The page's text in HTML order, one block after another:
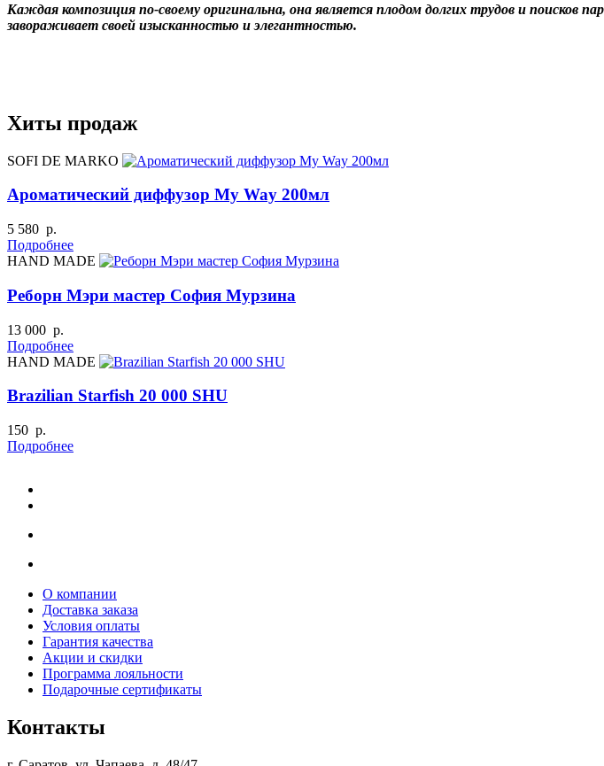
Каждая композиция по-своему оригинальна, она является плодом долгих трудов и
завораживает своей изысканностью и элегантностью.
Хиты продаж
SOFI DE MARKO
Ароматический диффузор My Way 200мл
5 580 р.
Подробнее
HAND MADE
Реборн Мэри мастер София Мурзина
13 000 р.
Подробнее
HAND MADE
Brazilian Starfish 20 000 SHU
150 р.
Подробнее
О компании
Доставка заказа
Условия оплаты
Гарантия качества
Акции и скидки
Программа лояльности
Подарочные сертификаты
Контакты